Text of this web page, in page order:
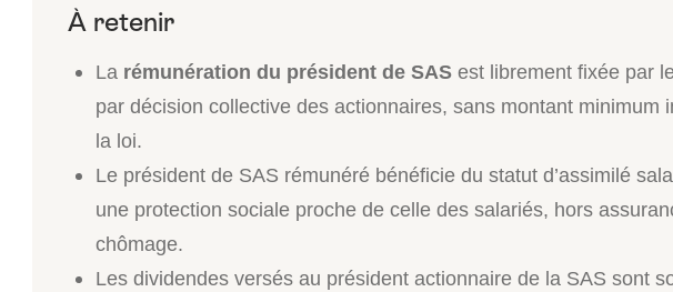
La rémunération du président de SAS est librement fixée par
par décision collective des actionnaires, sans montant minimum
la loi.
Le président de SAS rémunéré bénéficie du statut d’assimilé
une protection sociale proche de celle des salariés, hors
chômage.
Les dividendes versés au président actionnaire de la SAS sont